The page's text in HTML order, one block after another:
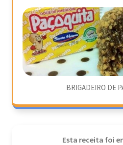
BRIGADEIRO DE
Esta receita foi